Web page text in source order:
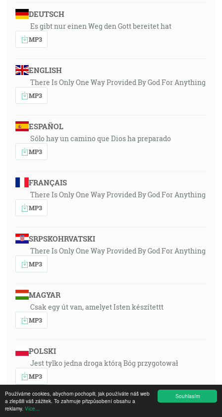
Souhlasím
Používáme cookies, abychom pochopili, jak používáte náš web
a zlepšili váš zážitek. To zahrnuje přizpůsobení obsahu a
reklamy. Více...
DEUTSCH
Es gibt nur einen Weg den Gott bereitet hat
MP3
ENGLISH
There Is Only One Way Provided By God For Anything
MP3
ESPAÑOL
Sólo hay un camino que Dios ha preparado
MP3
FRANÇAIS
There Is Only One Way Provided By God For Anything
MP3
SRPSKOHRVATSKI
There Is Only One Way Provided By God For Anything
MP3
MAGYAR
Csak egy út van, amelyet Isten készítettt
MP3
POLSKI
Jest tylko jedna droga którą Bóg przygotował
MP3
PORTUGUÊS